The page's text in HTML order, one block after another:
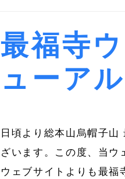
最福寺
ューア
日頃より総本山烏帽子
ざいます。この度、当ウ
ウェブサイトよりも最福